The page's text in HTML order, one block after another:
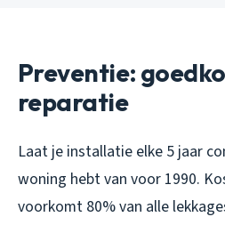
Preventie:
reparatie
Laat je installatie elke 5 jaar
woning hebt van voor 1990.
voorkomt 80% van alle